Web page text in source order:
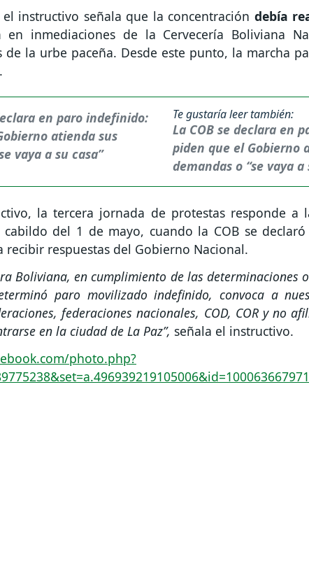
instructivo señala que la concentración debía
en inmediaciones de la Cervecería Boliviana
de la urbe paceña. Desde este punto, la marcha
Te gustaría leer también:
La COB se declara en
piden que el Gobierno
demandas o “se vaya a
la tercera jornada de protestas responde a
del 1 de mayo, cuando la COB se
recibir respuestas del Gobierno Nacional.
Boliviana, en cumplimiento de las determinaciones
paro movilizado indefinido, convoca a
federaciones nacionales, COD, COR y no
en la ciudad de La Paz”, señala el instructivo.
photo.php?